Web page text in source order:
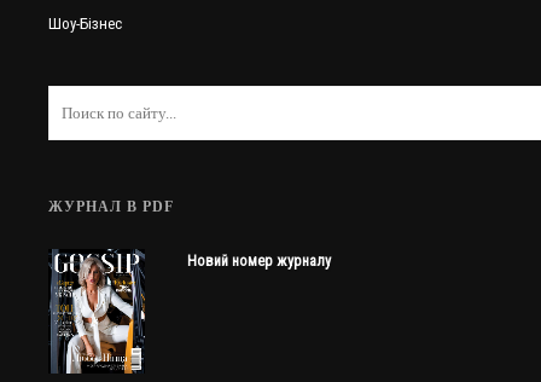
Шоу-Бізнес
ЖУРНАЛ В PDF
Новий номер журналу